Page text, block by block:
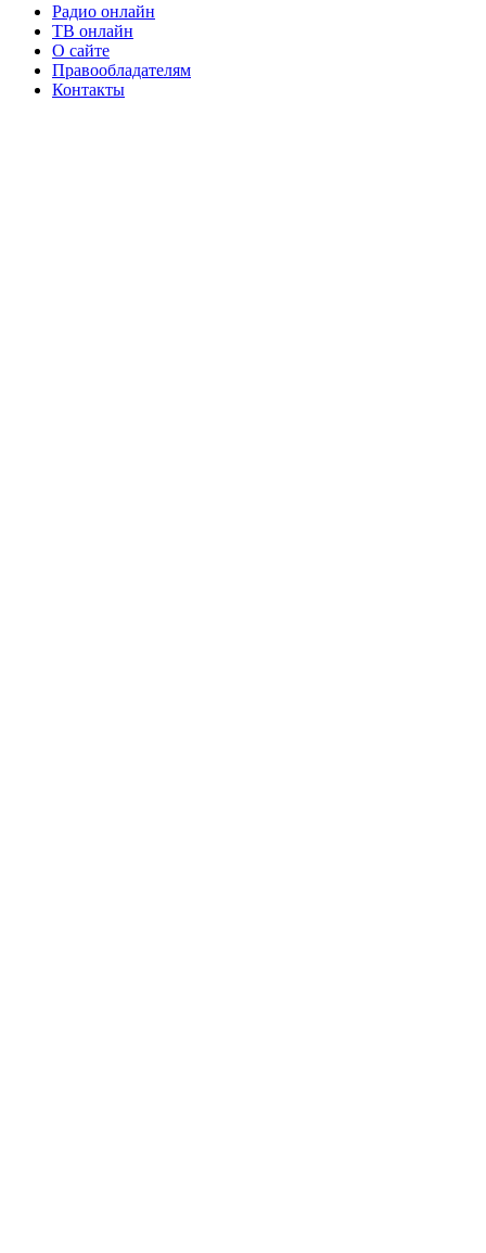
Радио онлайн
ТВ онлайн
О сайте
Правообладателям
Контакты